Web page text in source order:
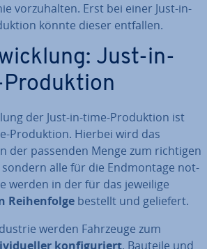
vor­zu­hal­ten. Erst bei einer Just-in-
könnte dieser entfallen.
Just-in-
der Just-in-time-Pro­duk­ti­on ist
Pro­duk­ti­on. Hierbei wird das
der passenden Menge zum richtigen
alle für die End­mon­ta­ge not­
werden in der für das jeweilige
Rei­hen­fol­ge bestellt und geliefert.
werden Fahrzeuge zum
kon­fi­gu­riert. Bauteile und